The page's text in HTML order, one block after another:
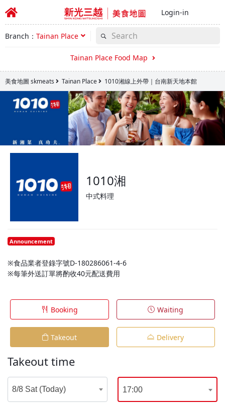
Login-in
Branch： Tainan Place
Tainan Place Food Map
美食地圖 skmeats Tainan Place 1010湘線上外帶｜台南新天地本館
1010湘
中式料理
Announcement
※食品業者登錄字號D-180286061-4-6
※每筆外送訂單將酌收40元配送費用
Booking Waiting
Takeout Delivery
Takeout time
8/8 Sat (Today) 17:00